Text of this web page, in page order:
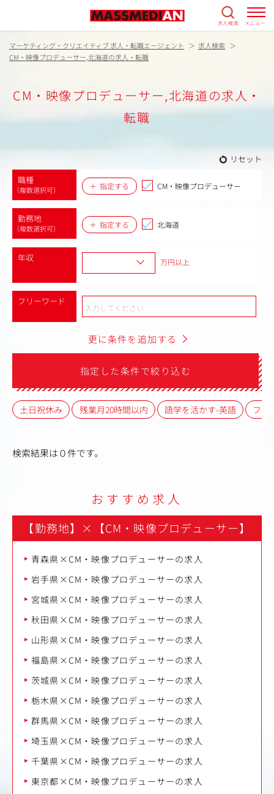
求人検索 メニュー
マーケティング・クリエイティブ 求人・転職エージェント
求人検索
CM・映像プロデューサー,北海道の求人・転職
CM・映像プロデューサー,北海道の求人・
転職
リセット
職種
（複数選択可） 指定する CM・映像プロデューサー
勤務地
（複数選択可） 指定する 北海道
年収 万円以上
フリーワード
更に条件を追加する
指定した条件で絞り込む
土日祝休み 残業月20時間以内 語学を活かす-英語 フレ
検索結果は０件です。
おすすめ求人
【勤務地】 × 【CM・映像プロデューサー】
青森県×CM・映像プロデューサーの求人
岩手県×CM・映像プロデューサーの求人
宮城県×CM・映像プロデューサーの求人
秋田県×CM・映像プロデューサーの求人
山形県×CM・映像プロデューサーの求人
福島県×CM・映像プロデューサーの求人
茨城県×CM・映像プロデューサーの求人
栃木県×CM・映像プロデューサーの求人
群馬県×CM・映像プロデューサーの求人
埼玉県×CM・映像プロデューサーの求人
千葉県×CM・映像プロデューサーの求人
東京都×CM・映像プロデューサーの求人